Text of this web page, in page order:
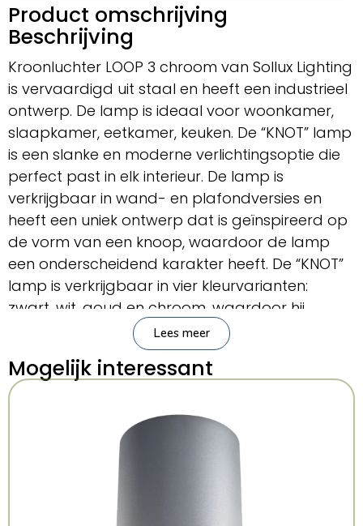
Product omschrijving
Beschrijving
Kroonluchter LOOP 3 chroom van Sollux Lighting
is vervaardigd uit staal en heeft een industrieel
ontwerp. De lamp is ideaal voor woonkamer,
slaapkamer, eetkamer, keuken. De “KNOT” lamp
is een slanke en moderne verlichtingsoptie die
perfect past in elk interieur. De lamp is
verkrijgbaar in wand- en plafondversies en
heeft een uniek ontwerp dat is geïnspireerd op
de vorm van een knoop, waardoor de lamp
een onderscheidend karakter heeft. De “KNOT”
lamp is verkrijgbaar in vier kleurvarianten:
zwart, wit, goud en chroom, waardoor hij
gemakkelijk te combineren is met verschillende
interieurstijlen. Door zijn elegante uiterlijk en
solide structuur is het een ideale keuze voor de
woonkamer, slaapkamer of kantoor, en voegt
het een uniek decoratief tintje toe aan de
Belangrijkste kenmerken
Sollux Lighting
Lees meer
Mogelijk interessant